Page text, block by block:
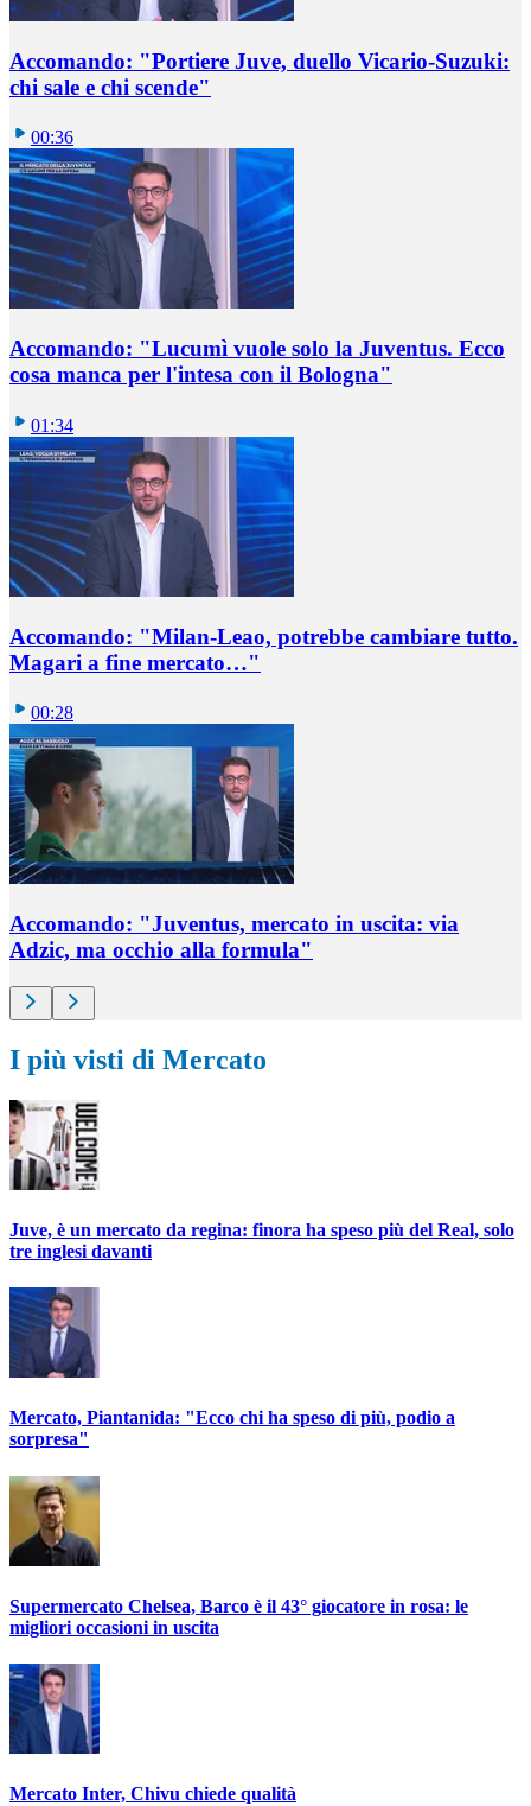
Accomando: "Portiere Juve, duello Vicario-Suzuki:
chi sale e chi scende"
00:36
Accomando: "Lucumì vuole solo la Juventus. Ecco
cosa manca per l'intesa con il Bologna"
01:34
Accomando: "Milan-Leao, potrebbe cambiare tutto.
Magari a fine mercato…"
00:28
Accomando: "Juventus, mercato in uscita: via
Adzic, ma occhio alla formula"
I più visti di Mercato
Juve, è un mercato da regina: finora ha speso più del Real, solo
tre inglesi davanti
Mercato, Piantanida: "Ecco chi ha speso di più, podio a
sorpresa"
Supermercato Chelsea, Barco è il 43° giocatore in rosa: le
migliori occasioni in uscita
Mercato Inter, Chivu chiede qualità